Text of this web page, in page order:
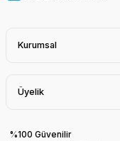
Kurumsal
Üyelik
%100 Güvenilir